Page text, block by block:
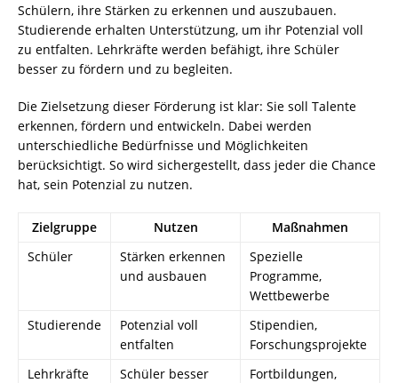
Schülern, ihre Stärken zu erkennen und auszubauen.
Studierende erhalten Unterstützung, um ihr Potenzial voll
zu entfalten. Lehrkräfte werden befähigt, ihre Schüler
besser zu fördern und zu begleiten.
Die Zielsetzung dieser Förderung ist klar: Sie soll Talente
erkennen, fördern und entwickeln. Dabei werden
unterschiedliche Bedürfnisse und Möglichkeiten
berücksichtigt. So wird sichergestellt, dass jeder die Chance
hat, sein Potenzial zu nutzen.
Zielgruppe Nutzen
Maßnahmen
Schüler
Stärken erkennen
und ausbauen
Spezielle
Programme,
Wettbewerbe
Studierende
Potenzial voll
entfalten
Stipendien,
Forschungsprojekte
Lehrkräfte
Schüler besser
Fortbildungen,